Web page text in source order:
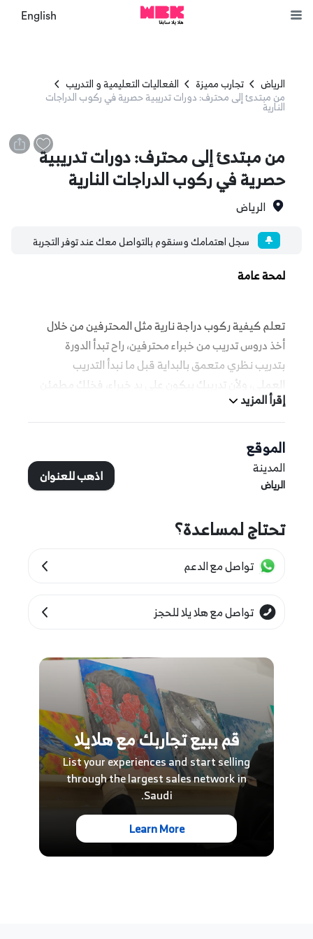
English
الرياض تجارب مميزة الفعاليات التعليمية و التدريب
من مبتدئ إلى محترف: دورات تدريبية حصرية في ركوب الدراجات
النارية
من مبتدئ إلى محترف: دورات تدريبية
حصرية في ركوب الدراجات النارية
الرياض
سجل اهتمامك وسنقوم بالتواصل معك عند توفر التجربة
لمحة عامة
تعلم كيفية ركوب دراجة نارية مثل المحترفين من خلال
أخذ دروس تدريب من خبراء محترفين، راح تبدأ الدورة
بتدريب نظري متعمق بالبداية قبل ما نبدأ التدريب
العملي، ولأن تدريبك بيكون على يد خبراء، فخلك مطمئن
راح تستفيد وتستمتع بهذه الدورة المميزة، تتوفر الدورات
التدريبية للمبتدئين وكل اللي يعرفون يركبون الدراجات
في مكان واحد، يعني توقع بأنك تجينا كهاوي و تغادر من
عندنا كمحترف، وترى بشكل عام هذي الدورة تشمل على
4 فصول تدريبية، اشترك معنا ولا تفوت هذه الفرصة
هذه التجربة مناسبة لمن هم بعمر 16 عامًا فما فوق
الحد الأدنى لعدد المشاركين في هذه التجربة هو
الحد الأقصى لعدد المشاركين هو 5 أشخاص لكل
جلسة تدريبية
ننصح بارتداء الجينز وحذاء رياضي لتتمكن من
الاستمتاع بهذه التجربة
مدة التجربة والجدول الزمني
إقرأ المزيد
الموقع
المدينة
الرياض اذهب للعنوان
تحتاج لمساعدة؟
تواصل مع الدعم
تواصل مع هلا يلا للحجز
قم ببيع تجاربك مع هلايلا
List your experiences and start selling
through the largest sales network in
Saudi.
Learn More